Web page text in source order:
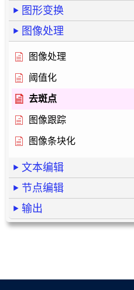
图形变换
图像处理
图像处理
阈值化
去斑点
图像跟踪
图像条块化
文本编辑
节点编辑
输出